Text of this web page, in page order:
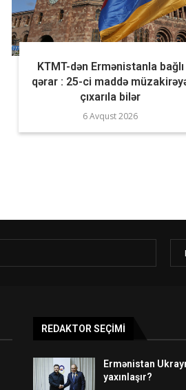
KTMT-dən Ermənistanla bağlı
qərar : 25-ci maddə
çıxarıla bilər
6 Avqust 2026
REDAKTOR SEÇIMI
Ermənistan
yaxınlaşır?